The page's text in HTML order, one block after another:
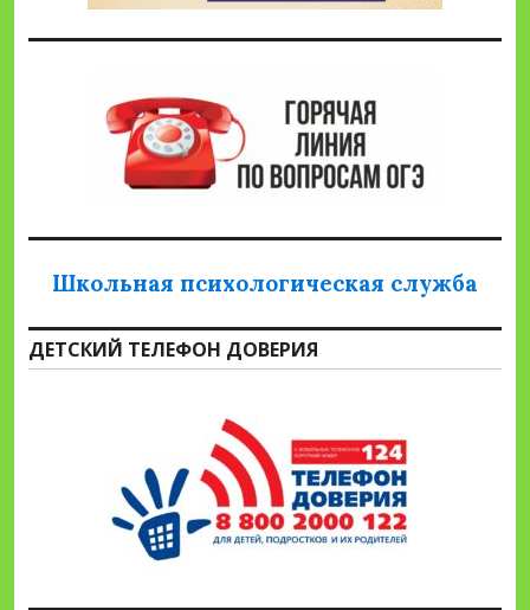
Школьная психологическая служба
ДЕТСКИЙ ТЕЛЕФОН ДОВЕРИЯ